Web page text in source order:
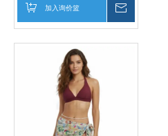
加入询价篮